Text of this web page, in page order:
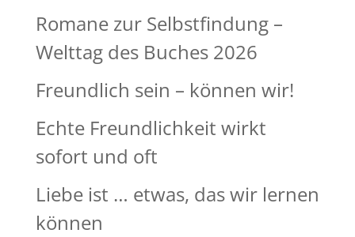
Romane zur Selbstfindung –
Welttag des Buches 2026
Freundlich sein – können wir!
Echte Freundlichkeit wirkt
sofort und oft
Liebe ist … etwas, das wir lernen
können